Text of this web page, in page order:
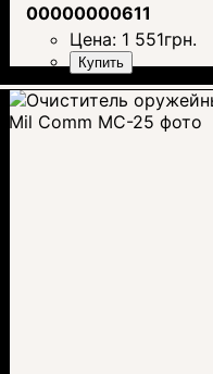
00000000611
Цена: 1 551грн.
Купить